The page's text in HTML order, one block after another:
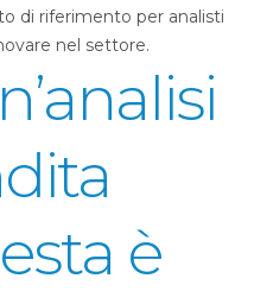
di riferimento per analisti
nel settore.
è